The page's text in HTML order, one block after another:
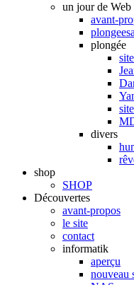
un jour de Web
avant-
plongée
divers
shop
SHOP
Découvertes
avant-propos
le site
contact
informatik
aperçu
nouveau